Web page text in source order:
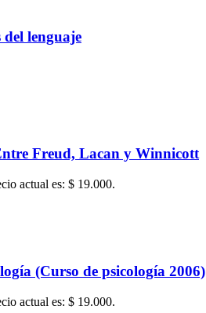
del lenguaje
Freud, Lacan y Winnicott
actual es: $ 19.000.
(Curso de psicología 2006)
actual es: $ 19.000.